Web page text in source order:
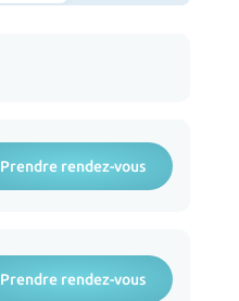
Prendre rendez-vous
Prendre rendez-vous